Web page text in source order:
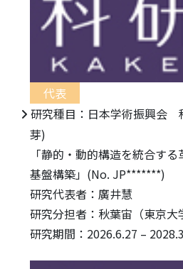
代表
研究種目：日本学術振興会
芽)
「静的・動的構造を統合す
基盤構築」(No. JP*******)
研究代表者：廣井慧
研究分担者：秋葉宙（東京大
研究期間：2026.6.27 –